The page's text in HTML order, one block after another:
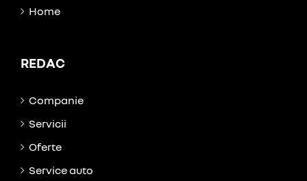
Home
REDAC
Companie
Servicii
Oferte
Service auto